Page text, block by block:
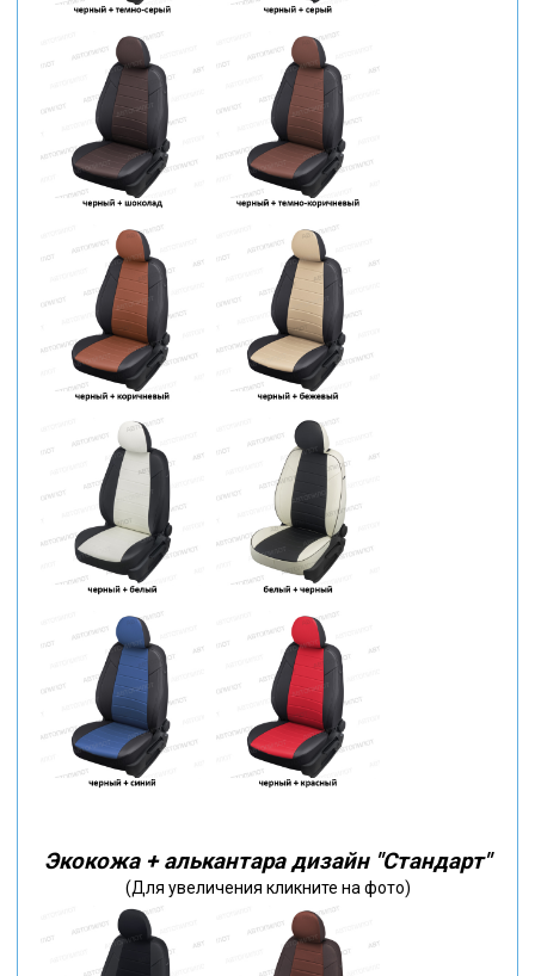
Экокожа + алькантара дизайн "Стандарт"
(Для увеличения кликните на фото)